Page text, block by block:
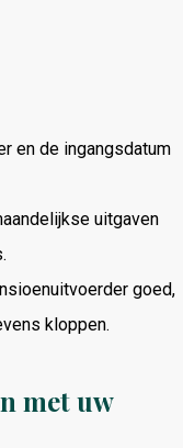
en de ingangsdatum
uitgaven
goed,
kloppen.
met uw